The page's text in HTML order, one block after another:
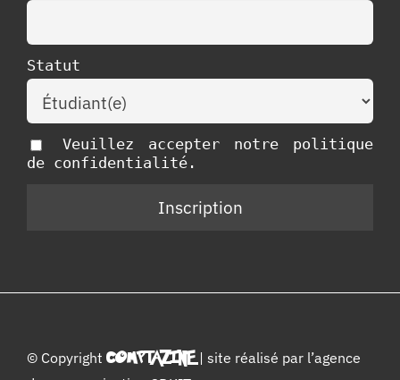
Statut
Veuillez accepter notre politique
de confidentialité.
© Copyright COMPTAZINE| site réalisé par l’agence